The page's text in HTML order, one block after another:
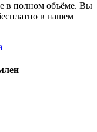
в полном объёме. Вы
в нашем